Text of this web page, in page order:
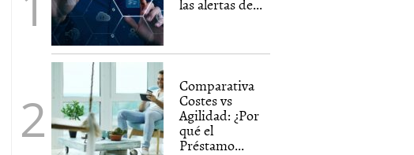
las alertas de...
Comparativa
Costes vs
Agilidad: ¿Por
qué el
Préstamo...